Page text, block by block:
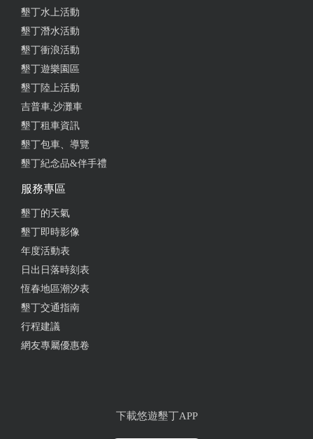
墾丁水上活動
墾丁潛水活動
墾丁衝浪活動
墾丁遊樂園區
墾丁陸上活動
吉普車,沙灘車
墾丁租車資訊
墾丁包車、導覽
墾丁紀念品&伴手禮
服務專區
墾丁的天氣
墾丁即時影像
年度活動表
日出日落時刻表
恆春地區潮汐表
墾丁交通指南
行程建議
網友專屬優惠卷
下載悠遊墾丁APP